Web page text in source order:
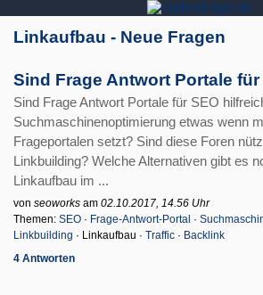
Linkaufbau - Neue Fragen
Sind Frage Antwort Portale
Sind Frage Antwort Portale für SEO
Suchmaschinenoptimierung etwas wenn
Frageportalen setzt? Sind diese Foren
Linkbuilding? Welche Alternativen gibt es
Linkaufbau im ...
von seoworks am 02.10.2017, 14.56 Uhr
Themen: SEO · Frage-Antwort-Portal ·
Linkbuilding · Linkaufbau · Traffic · Backlink
4 Antworten